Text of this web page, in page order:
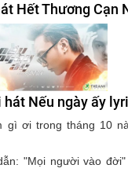
Hết Thương Cạn
hát Nếu ngày ấy
ơi trong tháng 10
"Mọi người vào